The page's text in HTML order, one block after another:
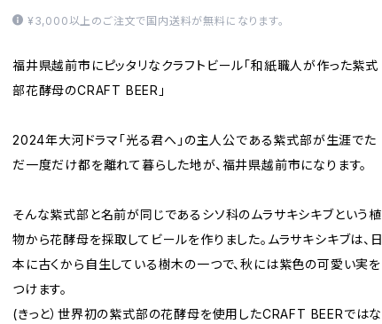
¥3,000以上のご注文で国内送料が無料になります。
福井県越前市にピッタリなクラフトビール「和紙職人が作った紫式
部花酵母のCRAFT BEER」
2024年大河ドラマ「光る君へ」の主人公である紫式部が生涯でた
だ一度だけ都を離れて暮らした地が、福井県越前市になります。
そんな紫式部と名前が同じであるシソ科のムラサキシキブという植
物から花酵母を採取してビールを作りました。ムラサキシキブは、日
本に古くから自生している樹木の一つで、秋には紫色の可愛い実を
つけます。
(きっと）世界初の紫式部の花酵母を使用したCRAFT BEERではな